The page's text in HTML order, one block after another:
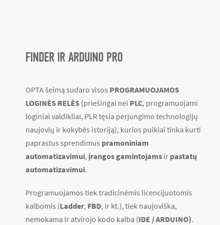
FINDER IR ARDUINO PRO
OPTA šeimą sudaro visos PROGRAMUOJAMOS
LOGINĖS RELĖS (priešingai nei PLC, programuojami
loginiai valdikliai, PLR tęsia perjungimo technologijų
naujovių ir kokybės istoriją), kurios puikiai tinka kurti
paprastus sprendimus pramoniniam
automatizavimui, įrangos gamintojams ir pastatų
automatizavimui.
Programuojamos tiek tradicinėmis licencijuotomis
kalbomis (Ladder, FBD, ir kt.), tiek naujoviška,
nemokama ir atvirojo kodo kalba (IDE / ARDUINO).